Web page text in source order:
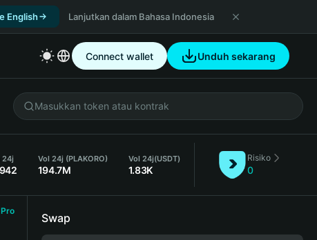
English Lanjutkan dalam Bahasa Indonesia
Connect wallet Unduh sekarang
24j Vol 24j (PLAKORO)
194.7M
Vol 24j(USDT)
1.83K
Risiko
0
Pro
Swap